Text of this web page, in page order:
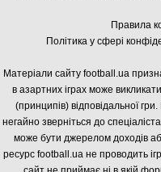
Правила
Політика у сфері
Матеріали сайту football.ua
в азартних іграх може
(принципів) відповідальної
негайно зверніться до
може бути джерелом доходів
ресурс football.ua не проводить